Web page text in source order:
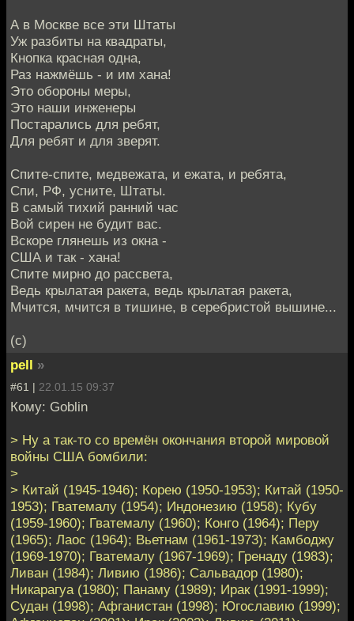
А в Москве все эти Штаты
Уж разбиты на квадраты,
Кнопка красная одна,
Раз нажмёшь - и им хана!
Это обороны меры,
Это наши инженеры
Постарались для ребят,
Для ребят и для зверят.
Спите-спите, медвежата, и ежата, и ребята,
Спи, РФ, усните, Штаты.
В самый тихий ранний час
Вой сирен не будит вас.
Вскоре глянешь из окна -
США и так - хана!
Спите мирно до рассвета,
Ведь крылатая ракета, ведь крылатая ракета,
Мчится, мчится в тишине, в серебристой вышине...
(с)
pell »
#61 | 22.01.15 09:37
Кому: Goblin
> Ну а так-то со времён окончания второй мировой
войны США бомбили:
>
> Китай (1945-1946); Корею (1950-1953); Китай (1950-
1953); Гватемалу (1954); Индонезию (1958); Кубу
(1959-1960); Гватемалу (1960); Конго (1964); Перу
(1965); Лаос (1964); Вьетнам (1961-1973); Камбоджу
(1969-1970); Гватемалу (1967-1969); Гренаду (1983);
Ливан (1984); Ливию (1986); Сальвадор (1980);
Никарагуа (1980); Панаму (1989); Ирак (1991-1999);
Судан (1998); Афганистан (1998); Югославию (1999);